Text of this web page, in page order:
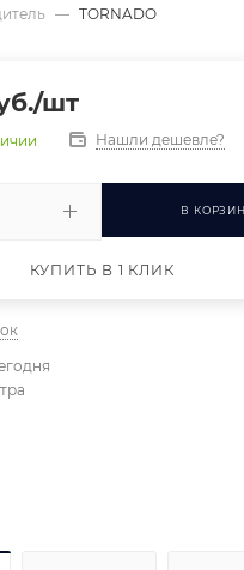
— TORNADO
/шт
Нашли дешевле?
В
КУПИТЬ В 1 КЛИК